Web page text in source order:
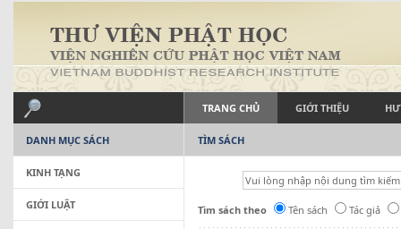
TRANG CHỦ GIỚI THIỆU
TÌM SÁCH
Tìm sách theo Tên sách Tác giả
DANH MỤC SÁCH
KINH TẠNG
GIỚI LUẬT